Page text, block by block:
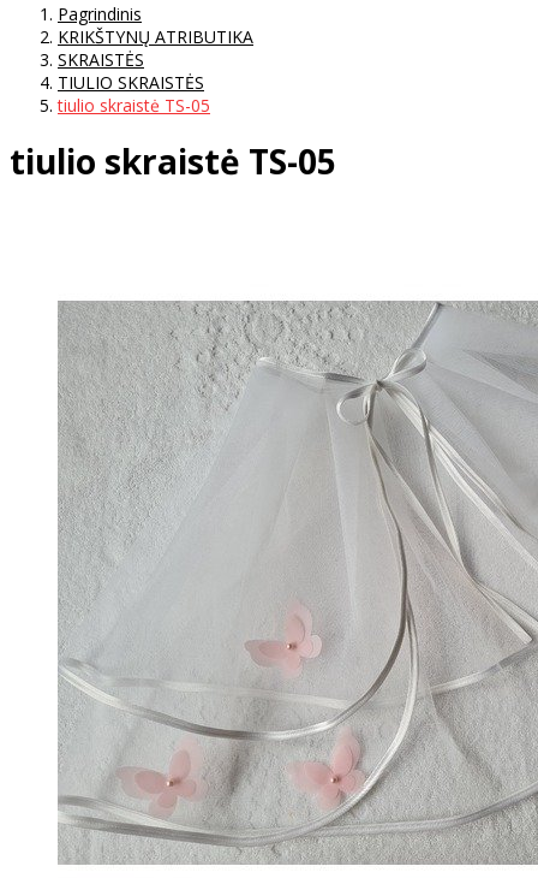
Pagrindinis
KRIKŠTYNŲ ATRIBUTIKA
SKRAISTĖS
TIULIO SKRAISTĖS
tiulio skraistė TS-05
tiulio skraistė TS-05